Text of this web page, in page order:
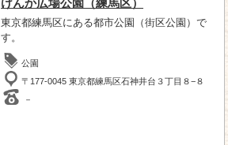
けんか広場公園（練馬区）
東京都練馬区にある都市公園（街区公園）で
す。
公園
〒177-0045 東京都練馬区石神井台３丁目８−８
－